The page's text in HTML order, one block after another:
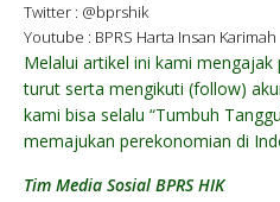
Twitter : @bprshik
Youtube : BPRS Harta Insan Karimah
Melalui artikel ini kami
turut serta mengikuti (follow)
kami bisa selalu “Tumbuh
memajukan perekonomian di
Tim Media Sosial BPRS HIK